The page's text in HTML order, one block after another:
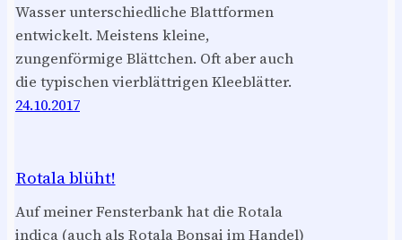
Wasser unterschiedliche Blattformen
entwickelt. Meistens kleine,
zungenförmige Blättchen. Oft aber auch
die typischen vierblättrigen Kleeblätter.
24.10.2017
Rotala blüht!
Auf meiner Fensterbank hat die Rotala
indica (auch als Rotala Bonsai im Handel)